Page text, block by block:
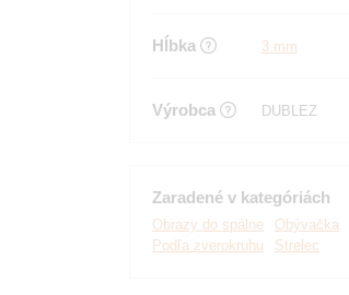
Hĺbka 3 mm
Výrobca DUBLEZ
Zaradené v kategóriách
Obrazy do spálne Obývačka
Podľa zverokruhu
Strelec